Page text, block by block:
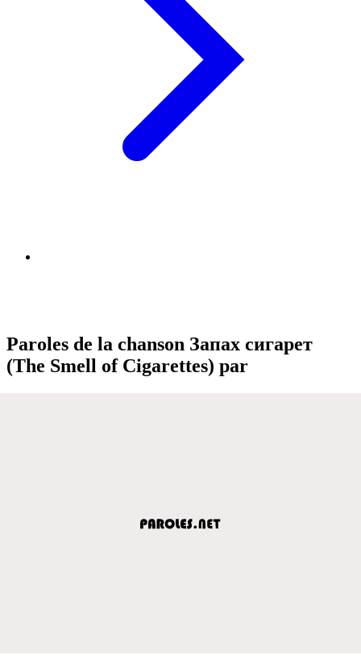
Paroles de la chanson Запах сигарет
(The Smell of Cigarettes) par